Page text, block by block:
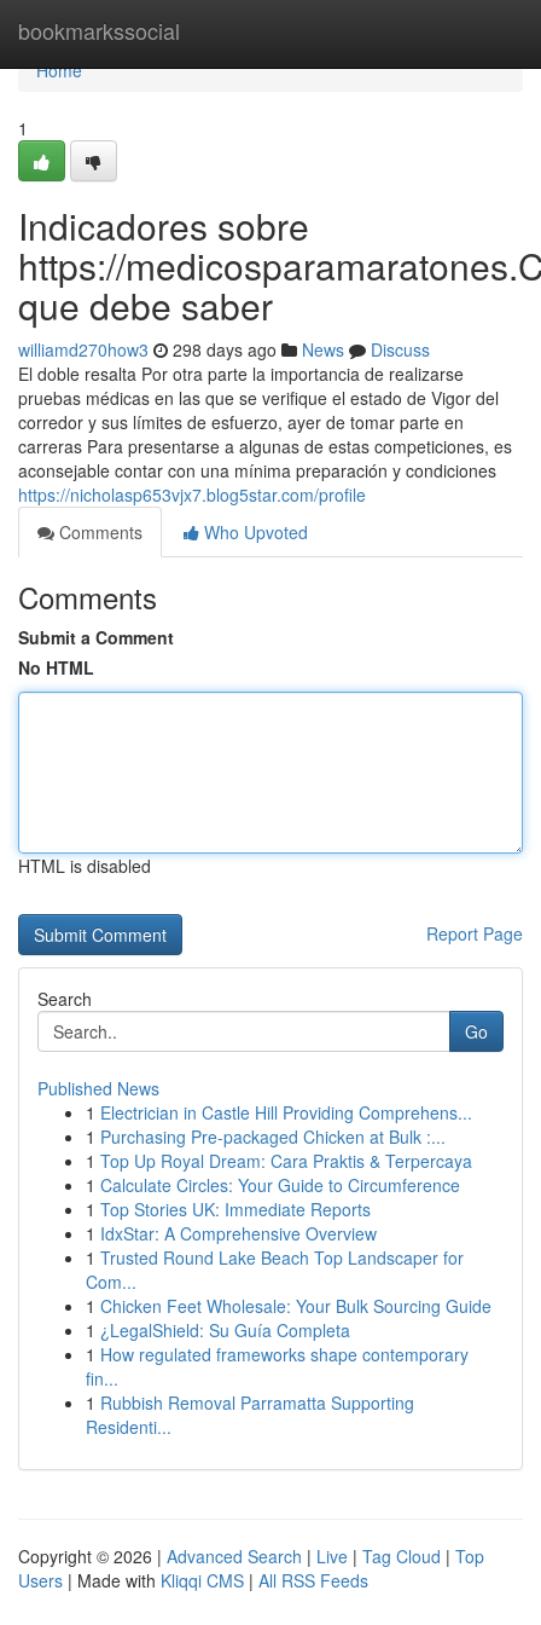
bookmarkssocial
Home
Home
1
Indicadores sobre
https://
que debe saber
williamd270how3 298 days ago News
Discuss
El doble resalta Por otra parte la importancia de realizarse
pruebas médicas en las que se verifique el estado de Vigor del
corredor y sus límites de esfuerzo, ayer de tomar parte en
carreras Para presentarse a algunas de estas competiciones, es
aconsejable contar con una mínima preparación y condiciones
https://nicholasp653vjx7.blog5star.com/profile
Comments
Who Upvoted
Comments
Submit a Comment
No HTML
HTML is disabled
Report Page
Search
Go
Published News
1 Electrician in Castle Hill Providing Comprehens...
1 Purchasing Pre-packaged Chicken at Bulk :...
1 Top Up Royal Dream: Cara Praktis & Terpercaya
1 Calculate Circles: Your Guide to Circumference
1 Top Stories UK: Immediate Reports
1 IdxStar: A Comprehensive Overview
1 Trusted Round Lake Beach Top Landscaper for
Com...
1 Chicken Feet Wholesale: Your Bulk Sourcing Guide
1 ¿LegalShield: Su Guía Completa
1 How regulated frameworks shape contemporary
fin...
1 Rubbish Removal Parramatta Supporting
Residenti...
Copyright © 2026 | Advanced Search | Live | Tag Cloud | Top
Users | Made with Kliqqi CMS | All RSS Feeds